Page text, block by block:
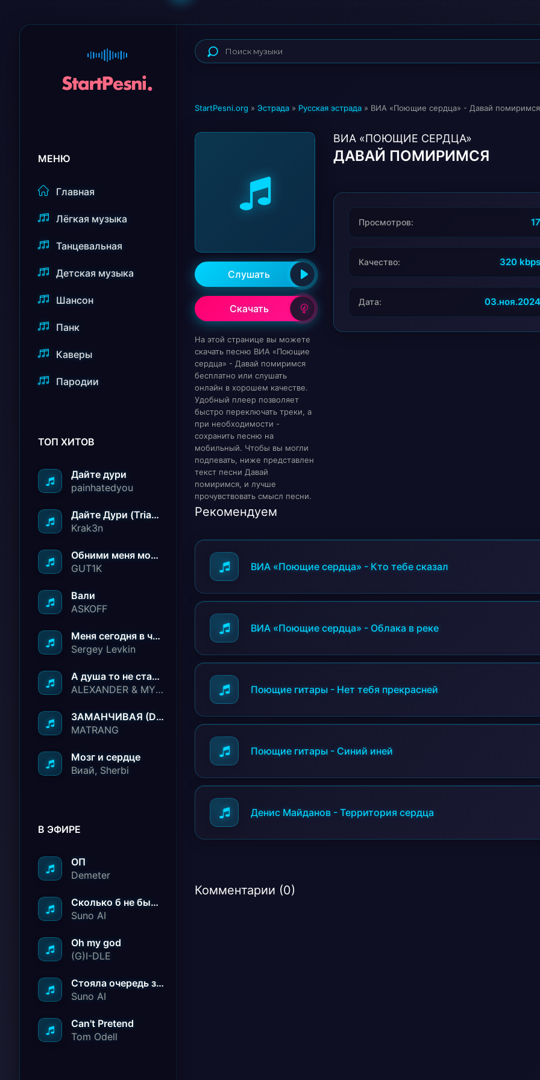
МЕНЮ
Главная
Лёгкая музыка
Танцевальная
Детская музыка
Шансон
Панк
Каверы
Пародии
ТОП ХИТОВ
Дайте дури
painhatedyou
Дайте Дури (Triad Remix)
Krak3n
Обними меня молча ничего не говори
GUT1K
Вали
ASKOFF
Меня сегодня в чёрный список занесли
Sergey Levkin
А душа то не стареет
ALEXANDER & MY FAMILY
ЗАМАНЧИВАЯ (Deep House Remix)
MATRANG
Мозг и сердце
Виай, Sherbi
В ЭФИРЕ
ОП
Demeter
Сколько б не было вам лет не грустите
Suno AI
Oh my god
(G)I-DLE
Стояла очередь за радостью
Suno AI
Can't Pretend
Tom Odell
StartPesni.org » Эстрада » Русская эстрада » ВИА «Поющие сердца» - Давай помиримся
Слушать
Скачать
На этой странице вы можете
скачать песню ВИА «Поющие
сердца» - Давай помиримся
бесплатно или слушать
онлайн в хорошем качестве.
Удобный плеер позволяет
быстро переключать треки, а
при необходимости -
сохранить песню на
мобильный. Чтобы вы могли
подпевать, ниже представлен
текст песни Давай
помиримся, и лучше
прочувствовать смысл песни.
ВИА «ПОЮЩИЕ СЕРДЦА»
ДАВАЙ ПОМИРИМСЯ
Просмотров: 17
Качество: 320 kbps
Дата: 03.ноя.2024
Рекомендуем
ВИА «Поющие сердца» - Кто тебе сказал
ВИА «Поющие сердца» - Облака в реке
Поющие гитары - Нет тебя прекрасней
Поющие гитары - Синий иней
Денис Майданов - Территория сердца
Комментарии (0)